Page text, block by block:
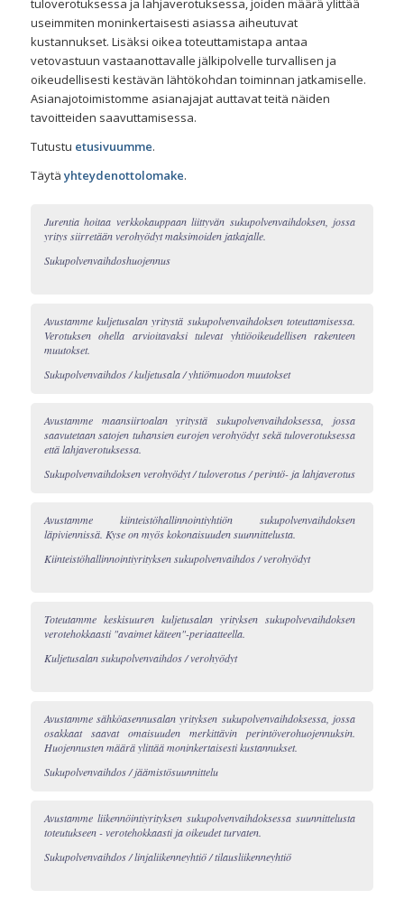
tuloverotuksessa ja lahjaverotuksessa, joiden määrä ylittää
useimmiten moninkertaisesti asiassa aiheutuvat
kustannukset. Lisäksi oikea toteuttamistapa antaa
vetovastuun vastaanottavalle jälkipolvelle turvallisen ja
oikeudellisesti kestävän lähtökohdan toiminnan jatkamiselle.
Asianajotoimistomme asianajajat auttavat teitä näiden
tavoitteiden saavuttamisessa.
Tutustu etusivuumme.
Täytä yhteydenottolomake.
Jurentia hoitaa verkkokauppaan liittyvän sukupolvenvaihdoksen, jossa
yritys siirretään verohyödyt maksimoiden jatkajalle.
Sukupolvenvaihdoshuojennus
Avustamme kuljetusalan yritystä sukupolvenvaihdoksen toteuttamisessa.
Verotuksen ohella arvioitavaksi tulevat yhtiöoikeudellisen rakenteen
muutokset.
Sukupolvenvaihdos / kuljetusala / yhtiömuodon muutokset
Avustamme maansiirtoalan yritystä sukupolvenvaihdoksessa, jossa
saavutetaan satojen tuhansien eurojen verohyödyt sekä tuloverotuksessa
että lahjaverotuksessa.
Sukupolvenvaihdoksen verohyödyt / tuloverotus / perintö- ja lahjaverotus
Avustamme kiinteistöhallinnointiyhtiön sukupolvenvaihdoksen
läpiviennissä. Kyse on myös kokonaisuuden suunnittelusta.
Kiinteistöhallinnointiyrityksen sukupolvenvaihdos / verohyödyt
Toteutamme keskisuuren kuljetusalan yrityksen sukupolvevaihdoksen
verotehokkaasti "avaimet käteen"-periaatteella.
Kuljetusalan sukupolvenvaihdos / verohyödyt
Avustamme sähköasennusalan yrityksen sukupolvenvaihdoksessa, jossa
osakkaat saavat omaisuuden merkittävin perintöverohuojennuksin.
Huojennusten määrä ylittää moninkertaisesti kustannukset.
Sukupolvenvaihdos / jäämistösuunnittelu
Avustamme liikennöintiyrityksen sukupolvenvaihdoksessa suunnittelusta
toteutukseen - verotehokkaasti ja oikeudet turvaten.
Sukupolvenvaihdos / linjaliikenneyhtiö / tilausliikenneyhtiö